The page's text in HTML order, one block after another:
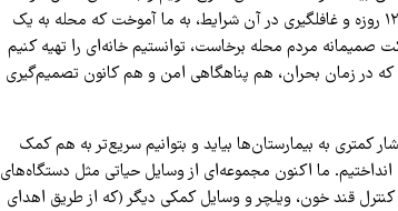
همسایگان و محله‌مان محافظت کنیم. تجربه تلخ جنگ ۱۲ روزه و غافلگیری در آن شرایط، به ما آموخت که محله به یک
صمیمانه مردم محله برخاست، توانستیم خانه‌ای را تهیه کنیم
که در زمان بحران، هم پناهگاهی امن و هم کانون تصمیم‌گیری
کمتری به بیمارستان‌ها بیاید و بتوانیم سریع‌تر به هم کمک
ما اکنون مجموعه‌ای از وسایل حیاتی مثل دستگاه‌های
قند خون، ویلچر و وسایل کمکی دیگر (که از طریق اهدای